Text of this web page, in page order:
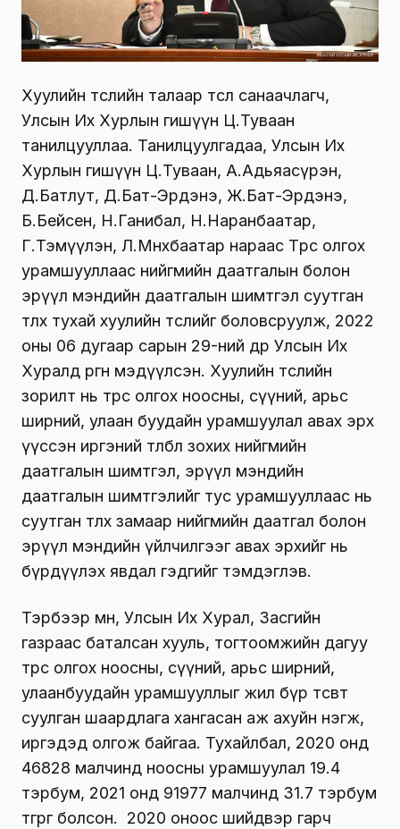
Хуулийн төслийн талаар төсөл санаачлагч,
Улсын Их Хурлын гишүүн Ц.Туваан
танилцууллаа. Танилцуулгадаа, Улсын Их
Хурлын гишүүн Ц.Туваан, А.Адьяасүрэн,
Д.Батлут, Д.Бат-Эрдэнэ, Ж.Бат-Эрдэнэ,
Б.Бейсен, Н.Ганибал, Н.Наранбаатар,
Г.Тэмүүлэн, Л.Мөнхбаатар нараас Төрөөс олгох
урамшууллаас нийгмийн даатгалын болон
эрүүл мэндийн даатгалын шимтгэл суутган
төлөх тухай хуулийн төслийг боловсруулж, 2022
оны 06 дугаар сарын 29-ний өдөр Улсын Их
Хуралд өргөн мэдүүлсэн. Хуулийн төслийн
зорилт нь төрөөс олгох ноосны, сүүний, арьс
ширний, улаан буудайн урамшуулал авах эрх
үүссэн иргэний төлбөл зохих нийгмийн
даатгалын шимтгэл, эрүүл мэндийн
даатгалын шимтгэлийг тус урамшууллаас нь
суутган төлөх замаар нийгмийн даатгал болон
эрүүл мэндийн үйлчилгээг авах эрхийг нь
бүрдүүлэх явдал гэдгийг тэмдэглэв.
Тэрбээр мөн, Улсын Их Хурал, Засгийн
газраас баталсан хууль, тогтоомжийн дагуу
төрөөс олгох ноосны, сүүний, арьс ширний,
улаанбуудайн урамшууллыг жил бүр төсөвт
суулган шаардлага хангасан аж ахуйн нэгж,
иргэдэд олгож байгаа. Тухайлбал, 2020 онд
46828 малчинд ноосны урамшуулал 19.4
тэрбум, 2021 онд 91977 малчинд 31.7 тэрбум
төгрөг болсон. 2020 оноос шийдвэр гарч